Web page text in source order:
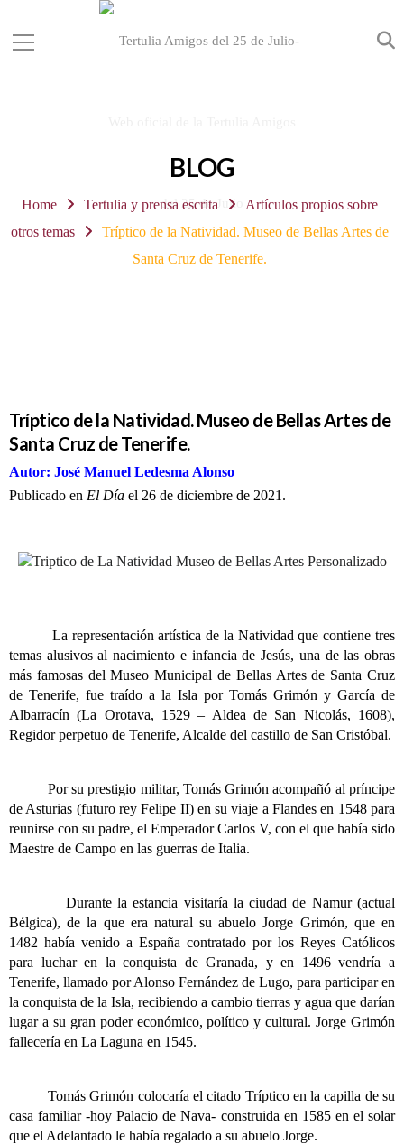
BLOG
Home Tertulia y prensa escrita
Artículos propios sobre
otros temas
Tríptico de la Natividad. Museo de Bellas Artes de
Santa Cruz de Tenerife.
Tríptico de la Natividad. Museo de Bellas Artes de
Santa Cruz de Tenerife.
Autor: José Manuel Ledesma Alonso
Publicado en El Día el 26 de diciembre de 2021.
La representación artística de la Natividad que contiene tres
temas alusivos al nacimiento e infancia de Jesús, una de las obras
más famosas del Museo Municipal de Bellas Artes de Santa Cruz
de Tenerife, fue traído a la Isla por Tomás Grimón y García de
Albarracín (La Orotava, 1529 – Aldea de San Nicolás, 1608),
Regidor perpetuo de Tenerife, Alcalde del castillo de San Cristóbal.
Por su prestigio militar, Tomás Grimón acompañó al príncipe
de Asturias (futuro rey Felipe II) en su viaje a Flandes en 1548 para
reunirse con su padre, el Emperador Carlos V, con el que había sido
Maestre de Campo en las guerras de Italia.
Durante la estancia visitaría la ciudad de Namur (actual
Bélgica), de la que era natural su abuelo Jorge Grimón, que en
1482 había venido a España contratado por los Reyes Católicos
para luchar en la conquista de Granada, y en 1496 vendría a
Tenerife, llamado por Alonso Fernández de Lugo, para participar en
la conquista de la Isla, recibiendo a cambio tierras y agua que darían
lugar a su gran poder económico, político y cultural. Jorge Grimón
fallecería en La Laguna en 1545.
Tomás Grimón colocaría el citado Tríptico en la capilla de su
casa familiar -hoy Palacio de Nava- construida en 1585 en el solar
que el Adelantado le había regalado a su abuelo Jorge.